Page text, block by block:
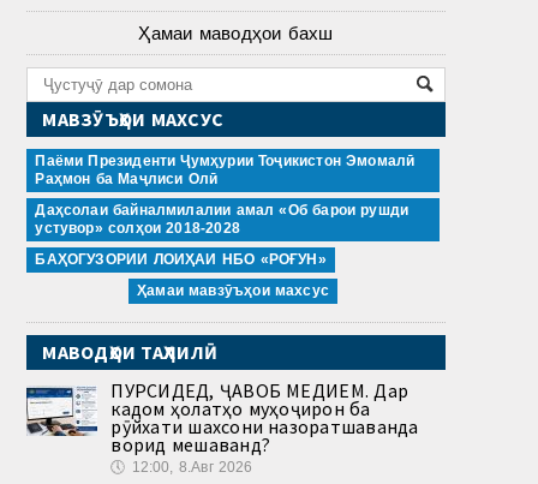
Ҳамаи маводҳои бахш
МАВЗӮЪҲОИ МАХСУС
Паёми Президенти Ҷумҳурии Тоҷикистон Эмомалӣ
Раҳмон ба Маҷлиси Олӣ
Даҳсолаи байналмилалии амал «Об барои рушди
устувор» солҳои 2018-2028
БАҲОГУЗОРИИ ЛОИҲАИ НБО «РОҒУН»
Ҳамаи мавзӯъҳои махсус
МАВОДҲОИ ТАҲЛИЛӢ
ПУРСИДЕД, ҶАВОБ МЕДИҲЕМ. Дар
кадом ҳолатҳо муҳоҷирон ба
рӯйхати шахсони назоратшаванда
ворид мешаванд?
🕔 12:00, 8.Авг 2026